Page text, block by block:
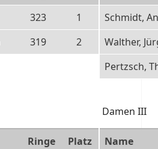
323
1
319 2
Schmidt,
Walther,
Pertzsch,
Ringe
Platz
Damen III
Name